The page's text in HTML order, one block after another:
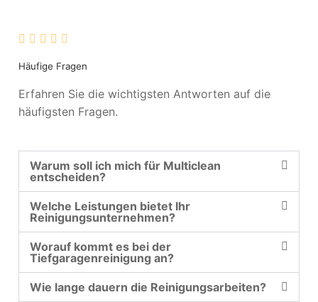
Häufige Fragen
Erfahren Sie die wichtigsten Antworten auf die
häufigsten Fragen.
Warum soll ich mich für Multiclean
entscheiden?
Welche Leistungen bietet Ihr
Reinigungsunternehmen?
Worauf kommt es bei der
Tiefgaragenreinigung an?
Wie lange dauern die Reinigungsarbeiten?